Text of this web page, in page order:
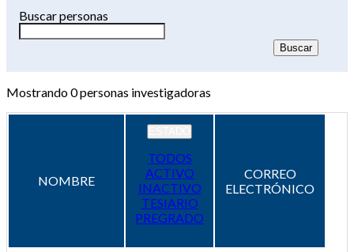
Buscar personas
Mostrando0personas investigadoras
NOMBRE
TODOS
ACTIVO
INACTIVO
TESIARIO
PREGRADO
CORREO
ELECTRÓNICO